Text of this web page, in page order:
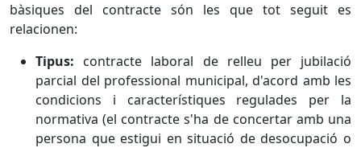
bàsiques del contracte són les que tot seguit es
relacionen:
Tipus: contracte laboral de relleu per jubilació
parcial del professional municipal, d'acord amb les
condicions i característiques regulades per la
normativa (el contracte s'ha de concertar amb una
persona que estigui en situació de desocupació o